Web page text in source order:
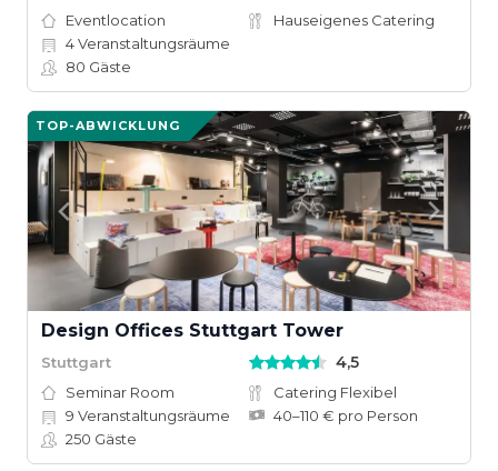
Eventlocation
Hauseigenes Catering
4Veranstaltungsräume
80 Gäste
TOP-ABWICKLUNG
Design Offices Stuttgart Tower
Stuttgart 4,5
Seminar Room
Catering Flexibel
9 Veranstaltungsräume
40–110 € pro Person
250 Gäste